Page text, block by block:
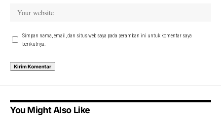
Simpan nama, email, dan situs web saya pada peramban ini untuk komentar saya
berikutnya.
You Might Also Like